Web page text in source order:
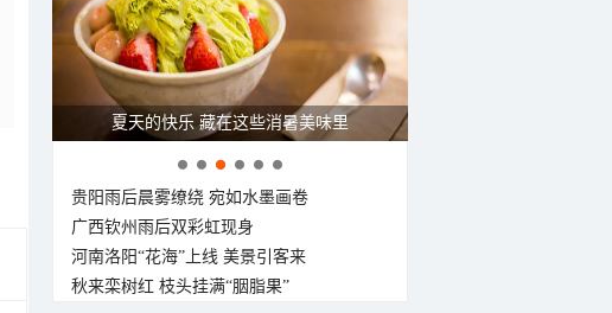
夏天的快乐 藏在这些消暑美味里
贵阳雨后晨雾缭绕 宛如水墨画卷
广西钦州雨后双彩虹现身
河南洛阳“花海”上线 美景引客来
秋来栾树红 枝头挂满“胭脂果”